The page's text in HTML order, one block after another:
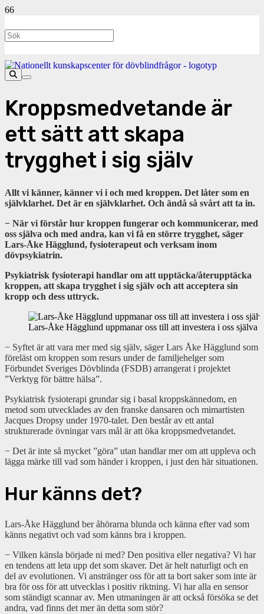
Kroppsmedvetande är
ett sätt att skapa
trygghet i sig själv
Allt vi känner, känner vi i och med kroppen. Det låter som en
självklarhet. Det är en självklarhet. Och ändå så svårt att ta in.
− När vi förstår hur kroppen fungerar och kommunicerar, med
oss själva och med andra, kan vi få en större trygghet, säger
Lars-Åke Hägglund, fysioterapeut och verksam inom
dövpsykiatrin.
Psykiatrisk fysioterapi handlar om att upptäcka/återupptäcka
kroppen, att skapa trygghet i sig själv och att acceptera sin
kropp och dess uttryck.
Lars-Åke Hägglund uppmanar oss till att investera i oss själva
− Syftet är att vara mer med sig själv, säger Lars Åke Hägglund som
föreläst om kroppen som resurs under de familjehelger som
Förbundet Sveriges Dövblinda (FSDB) arrangerat i projektet
”Verktyg för bättre hälsa”.
Psykiatrisk fysioterapi grundar sig i basal kroppskännedom, en
metod som utvecklades av den franske dansaren och mimartisten
Jacques Dropsy under 1970-talet. Den består av ett antal
strukturerade övningar vars mål är att öka kroppsmedvetandet.
− Det är inte så mycket ”göra” utan handlar mer om att uppleva och
lägga märke till vad som händer i kroppen, i just den här situationen.
Hur känns det?
Lars-Åke Hägglund ber åhörarna blunda och känna efter vad som
känns negativt och vad som känns bra i kroppen.
− Vilken känsla började ni med? Den positiva eller negativa? Vi har
en tendens att leta upp det som skaver. Det är helt naturligt och en
del av evolutionen. Vi anstränger oss för att ta bort saker som inte är
bra för oss för att utvecklas i positiv riktning. Vi har alla en sensor
som ständigt scannar av. Men utmaningen är att också försöka se det
andra, vad finns det mer än detta som stör?